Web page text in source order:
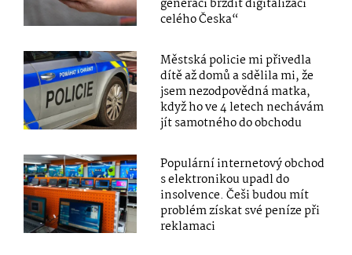
celého Česka“
Městská policie mi přivedla
dítě až domů a sdělila mi, že
jsem nezodpovědná matka,
když ho ve 4 letech nechávám
jít samotného do obchodu
Populární internetový obchod
s elektronikou upadl do
insolvence. Češi budou mít
problém získat své peníze při
reklamaci